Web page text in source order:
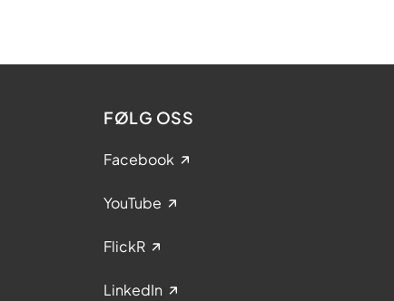
FØLG OSS
Facebook
YouTube
FlickR
LinkedIn